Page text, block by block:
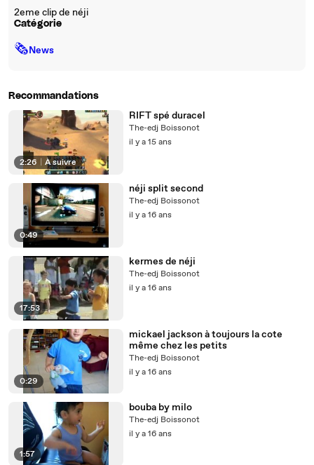
2eme clip de néji
Catégorie
🗞News
Recommandations
2:26 À suivre
RIFT spé duracel
The-edj Boissonot
il y a 15 ans
0:49
néji split second
The-edj Boissonot
il y a 16 ans
17:53
kermes de néji
The-edj Boissonot
il y a 16 ans
0:29
mickael jackson à toujours la cote
même chez les petits
The-edj Boissonot
il y a 16 ans
1:57
bouba by milo
The-edj Boissonot
il y a 16 ans